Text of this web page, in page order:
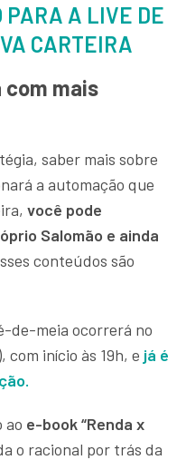
PARA A LIVE DE
CARTEIRA
com mais
saber mais sobre
a automação que
você pode
Salomão e ainda
conteúdos são
de-meia ocorrerá no
início às 19h, e já é
ao e-book “Renda x
o racional por trás da